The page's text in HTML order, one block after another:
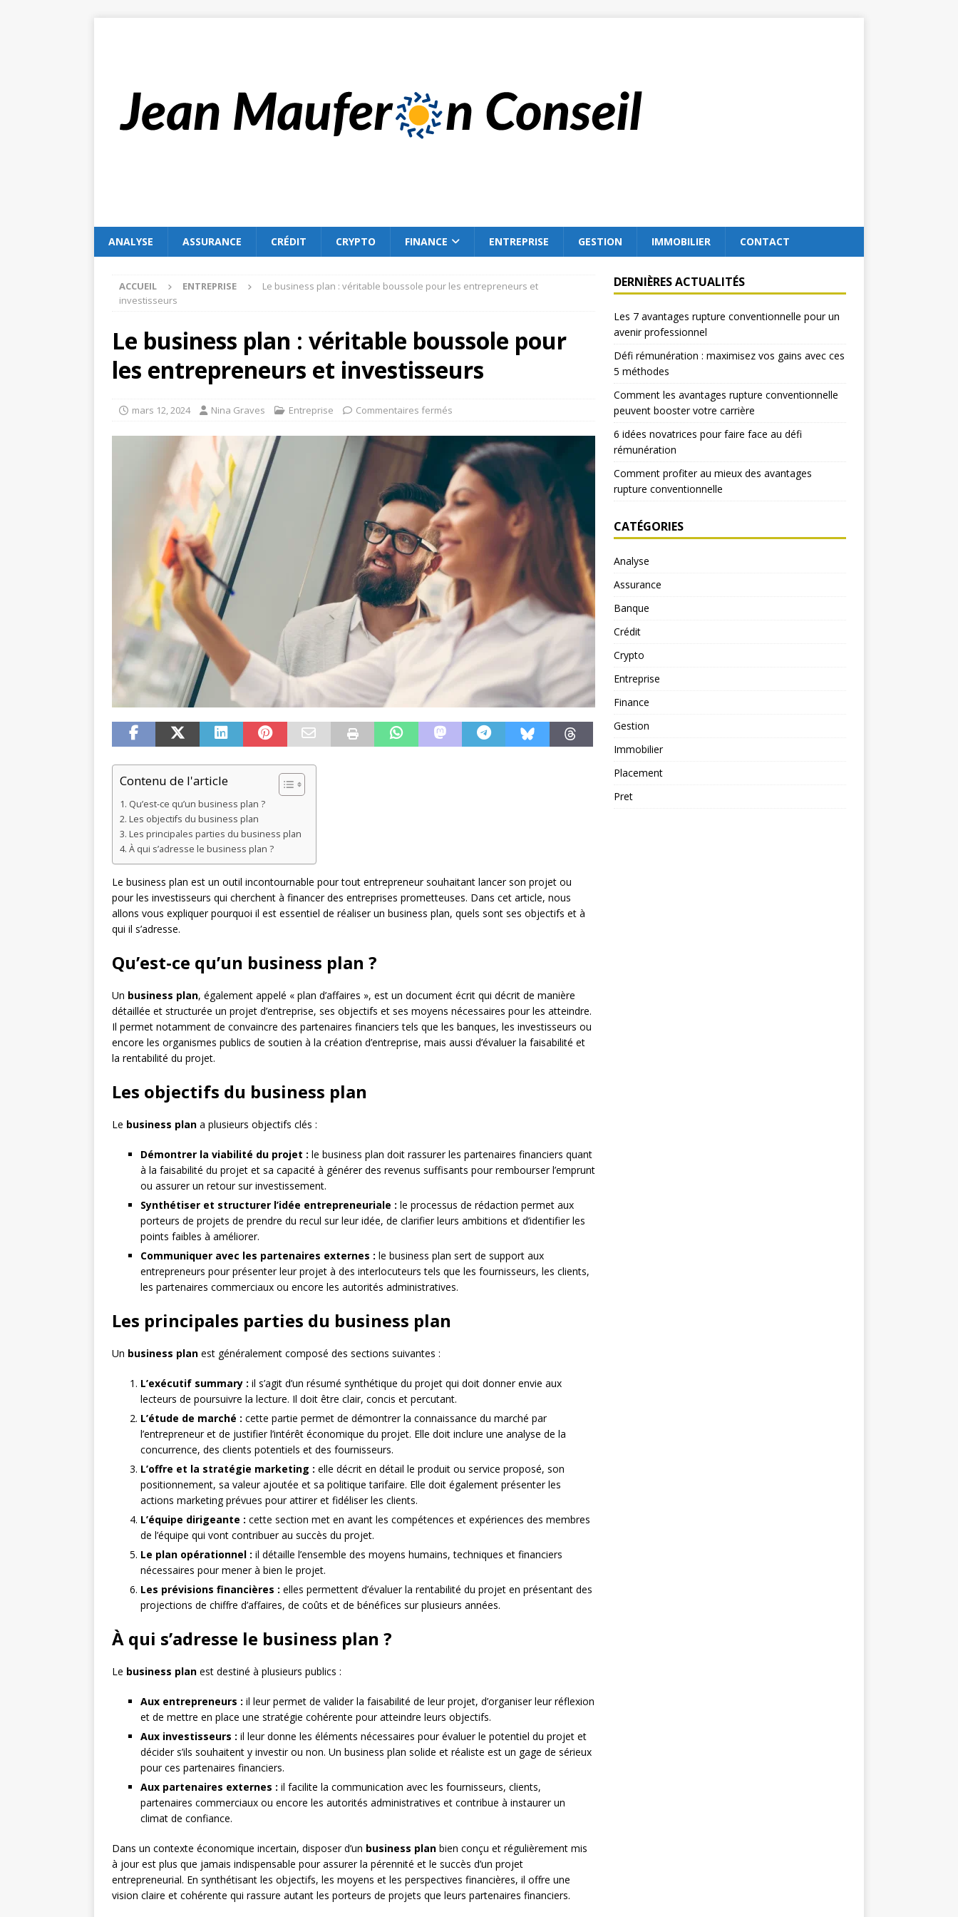
ANALYSE ASSURANCE CRÉDIT CRYPTO FINANCE ENTREPRISE GESTION IMMOBILIER CONTACT
ACCUEIL ENTREPRISE
Le business plan : véritable boussole pour les entrepreneurs et
investisseurs
Le business plan : véritable boussole pour
les entrepreneurs et investisseurs
mars 12, 2024 Nina Graves Entreprise Commentaires fermés
Contenu de l'article
Qu’est-ce qu’un business plan ?
Les objectifs du business plan
Les principales parties du business plan
À qui s’adresse le business plan ?
Le business plan est un outil incontournable pour tout entrepreneur souhaitant lancer son projet ou
pour les investisseurs qui cherchent à financer des entreprises prometteuses. Dans cet article, nous
allons vous expliquer pourquoi il est essentiel de réaliser un business plan, quels sont ses objectifs et à
qui il s’adresse.
Qu’est-ce qu’un business plan ?
Un business plan, également appelé « plan d’affaires », est un document écrit qui décrit de manière
détaillée et structurée un projet d’entreprise, ses objectifs et ses moyens nécessaires pour les atteindre.
Il permet notamment de convaincre des partenaires financiers tels que les banques, les investisseurs ou
encore les organismes publics de soutien à la création d’entreprise, mais aussi d’évaluer la faisabilité et
la rentabilité du projet.
Les objectifs du business plan
Le business plan a plusieurs objectifs clés :
Démontrer la viabilité du projet : le business plan doit rassurer les partenaires financiers quant
à la faisabilité du projet et sa capacité à générer des revenus suffisants pour rembourser l’emprunt
ou assurer un retour sur investissement.
Synthétiser et structurer l’idée entrepreneuriale : le processus de rédaction permet aux
porteurs de projets de prendre du recul sur leur idée, de clarifier leurs ambitions et d’identifier les
points faibles à améliorer.
Communiquer avec les partenaires externes : le business plan sert de support aux
entrepreneurs pour présenter leur projet à des interlocuteurs tels que les fournisseurs, les clients,
les partenaires commerciaux ou encore les autorités administratives.
Les principales parties du business plan
Un business plan est généralement composé des sections suivantes :
L’exécutif summary : il s’agit d’un résumé synthétique du projet qui doit donner envie aux
lecteurs de poursuivre la lecture. Il doit être clair, concis et percutant.
L’étude de marché : cette partie permet de démontrer la connaissance du marché par
l’entrepreneur et de justifier l’intérêt économique du projet. Elle doit inclure une analyse de la
concurrence, des clients potentiels et des fournisseurs.
L’offre et la stratégie marketing : elle décrit en détail le produit ou service proposé, son
positionnement, sa valeur ajoutée et sa politique tarifaire. Elle doit également présenter les
actions marketing prévues pour attirer et fidéliser les clients.
L’équipe dirigeante : cette section met en avant les compétences et expériences des membres
de l’équipe qui vont contribuer au succès du projet.
Le plan opérationnel : il détaille l’ensemble des moyens humains, techniques et financiers
nécessaires pour mener à bien le projet.
Les prévisions financières : elles permettent d’évaluer la rentabilité du projet en présentant des
projections de chiffre d’affaires, de coûts et de bénéfices sur plusieurs années.
À qui s’adresse le business plan ?
Le business plan est destiné à plusieurs publics :
Aux entrepreneurs : il leur permet de valider la faisabilité de leur projet, d’organiser leur réflexion
et de mettre en place une stratégie cohérente pour atteindre leurs objectifs.
Aux investisseurs : il leur donne les éléments nécessaires pour évaluer le potentiel du projet et
décider s’ils souhaitent y investir ou non. Un business plan solide et réaliste est un gage de sérieux
pour ces partenaires financiers.
Aux partenaires externes : il facilite la communication avec les fournisseurs, clients,
partenaires commerciaux ou encore les autorités administratives et contribue à instaurer un
climat de confiance.
Dans un contexte économique incertain, disposer d’un business plan bien conçu et régulièrement mis
à jour est plus que jamais indispensable pour assurer la pérennité et le succès d’un projet
entrepreneurial. En synthétisant les objectifs, les moyens et les perspectives financières, il offre une
vision claire et cohérente qui rassure autant les porteurs de projets que leurs partenaires financiers.
DERNIÈRES ACTUALITÉS
Les 7 avantages rupture conventionnelle pour un
avenir professionnel
Défi rémunération : maximisez vos gains avec ces
5 méthodes
Comment les avantages rupture conventionnelle
peuvent booster votre carrière
6 idées novatrices pour faire face au défi
rémunération
Comment profiter au mieux des avantages
rupture conventionnelle
CATÉGORIES
Analyse
Assurance
Banque
Crédit
Crypto
Entreprise
Finance
Gestion
Immobilier
Placement
Pret